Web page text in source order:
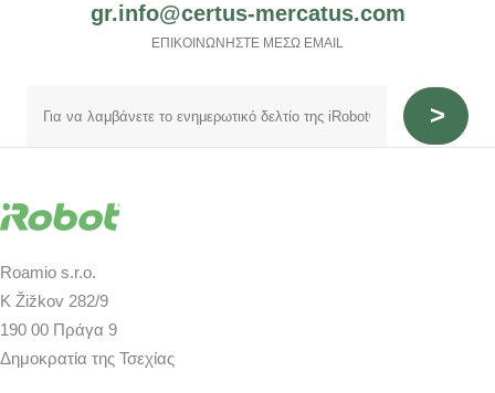
gr.info@certus-mercatus.com
ΕΠΙΚΟΙΝΩΝΗΣΤΕ ΜΕΣΩ EMAIL
Roamio s.r.o.
K Žižkov 282/9
190 00 Πράγα 9
Δημοκρατία της Τσεχίας